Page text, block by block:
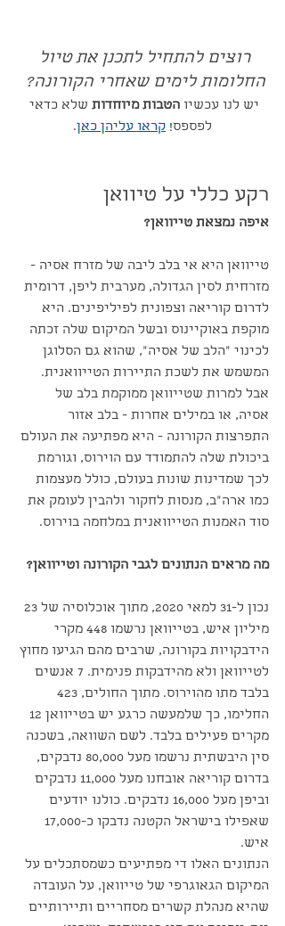
רוצים להתחיל לתכנן את טיול
החלומות לימים שאחרי הקורונה?
יש לנו עכשיו הטבות מיוחדות שלא כדאי
לפספס! קראו עליהן כאן.
רקע כללי על טיוואן
איפה נמצאת טייוואן?
טייוואן היא אי בלב ליבה של מזרח אסיה -
מזרחית לסין הגדולה, מערבית ליפן, דרומית
לדרום קוריאה וצפונית לפיליפינים. היא
מוקפת באוקיינוס ובשל המיקום שלה זכתה
לכינוי ״הלב של אסיה״, שהוא גם הסלוגן
המשמש את לשכת התיירות הטייוואנית.
אבל למרות שטייוואן ממוקמת בלב של
אסיה, או במילים אחרות - בלב אזור
התפרצות הקורונה - היא מפתיעה את העולם
ביכולת שלה להתמודד עם הוירוס, וגורמת
לכך שמדינות שונות בעולם, כולל מעצמות
כמו ארה"ב, מנסות לחקור ולהבין לעומק את
סוד האמנות הטייוואנית במלחמה בוירוס.
מה מראים הנתונים לגבי הקורונה וטייוואן?
מיליון איש, בטייוואן נרשמו 448 מקרי
הידבקויות בקורונה, שרבים מהם הגיעו מחוץ
לטייוואן ולא מהידבקות פנימית. 7 אנשים
מקרים פעילים בלבד. לשם השוואה, בשכנה
סין היבשתית נרשמו מעל 80,000 נדבקים,
בדרום קוריאה אובחנו מעל 11,000 נדבקים
וביפן מעל 16,000 נדבקים. כולנו יודעים
איש.
הנתונים האלו די מפתיעים כשמסתכלים על
המיקום הגאוגרפי של טייוואן, על העובדה
שהיא מנהלת קשרים מסחריים ותיירותיים